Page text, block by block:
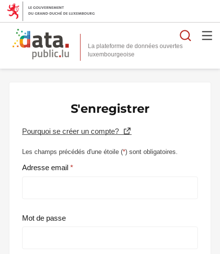
La plateforme de données ouvertes
S'enregistrer
Pourquoi se créer un compte?
Les champs précédés d'une étoile (*) sont obligatoires.
Adresse email
Mot de passe